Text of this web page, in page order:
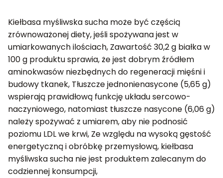
Kiełbasa myśliwska sucha może być częścią
zrównoważonej diety, jeśli spożywana jest w
umiarkowanych ilościach, Zawartość 30,2 g białka w
100 g produktu sprawia, że jest dobrym źródłem
aminokwasów niezbędnych do regeneracji mięśni i
budowy tkanek, Tłuszcze jednonienasycone (5,65 g)
wspierają prawidłową funkcję układu sercowo-
naczyniowego, natomiast tłuszcze nasycone (6,06 g)
należy spożywać z umiarem, aby nie podnosić
poziomu LDL we krwi, Ze względu na wysoką gęstość
energetyczną i obróbkę przemysłową, kiełbasa
myśliwska sucha nie jest produktem zalecanym do
codziennej konsumpcji,